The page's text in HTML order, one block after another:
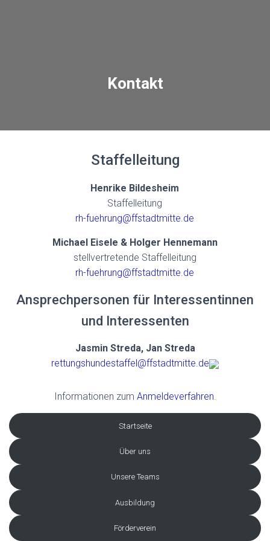
Kontakt
Staffelleitung
Henrike Bildesheim
Staffelleitung
rh-fuehrung@ffstadtmitte.de
Michael Eisele & Holger Hennemann
stellvertretende Staffelleitung
rh-fuehrung@ffstadtmitte.de
Ansprechpersonen für Interessentinnen
und Interessenten
Jasmin Streda, Jan Streda
rettungshundestaffel@ffstadtmitte.de
Informationen zum Anmeldeverfahren.
Startseite
Über uns
Unsere Teams
Ausbildung
Förderverein